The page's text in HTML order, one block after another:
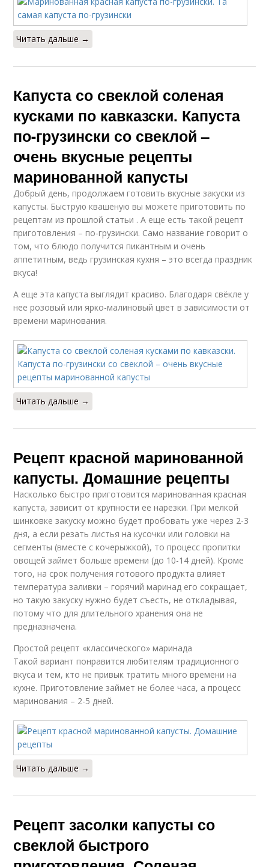
Читать дальше →
Капуста со свеклой соленая
кусками по кавказски. Капуста
по-грузински со свеклой –
очень вкусные рецепты
маринованной капусты
Добрый день, продолжаем готовить вкусные закуски из
капусты. Быструю квашеную вы можете приготовить по
рецептам из прошлой статьи . А еще есть такой рецепт
приготовления – по-грузински. Само название говорит о
том, что блюдо получится пикантным и очень
аппетитным, ведь грузинская кухня – это всегда праздник
вкуса!
А еще эта капуста выглядит красиво. Благодаря свёкле у
нее розовый или ярко-малиновый цвет в зависимости от
времени маринования.
Читать дальше →
Рецепт красной маринованной
капусты. Домашние рецепты
Насколько быстро приготовится маринованная красная
капуста, зависит от крупности ее нарезки. При мелкой
шинковке закуску можно будет пробовать уже через 2-3
дня, а если резать листья на кусочки или головки на
сегменты (вместе с кочерыжкой), то процесс пропитки
овощей займет больше времени (до 10-14 дней). Кроме
того, на срок получения готового продукта влияет
температура заливки – горячий маринад его сокращает,
но такую закуску нужно будет съесть, не откладывая,
потому что для длительного хранения она не
предназначена.
Простой рецепт «классического» маринада
Такой вариант понравится любителям традиционного
вкуса и тем, кто не привык тратить много времени на
кухне. Приготовление займет не более часа, а процесс
маринования – 2-5 дней.
Читать дальше →
Рецепт засолки капусты со
свеклой быстрого